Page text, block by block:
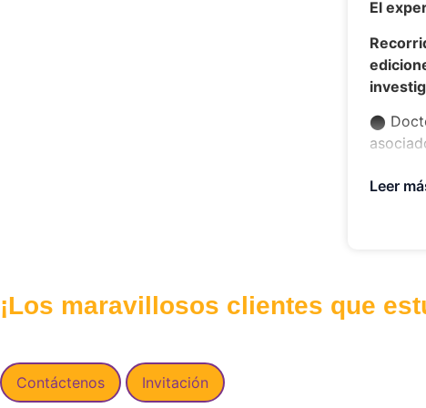
El
⬤
⬤ Guía
⬤
Leer
¡Los maravillosos clientes que
Contáctenos Invitación